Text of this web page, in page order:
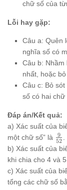
chữ số của
Lỗi hay gặp:
Câu a: Quên
nghĩa số có
Câu b: Nhầm
nhất, hoặc
Câu c: Bỏ
số có hai chữ
Đáp án/Kết quả:
a) Xác suất của
một chữ số” là 52
9 .
b) Xác suất của
khi chia cho 4 và
c) Xác suất của
tổng các chữ số